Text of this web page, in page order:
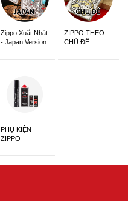
Zippo Xuất Nhật
- Japan Version
ZIPPO THEO
CHỦ ĐỀ
PHỤ KIỆN
ZIPPO